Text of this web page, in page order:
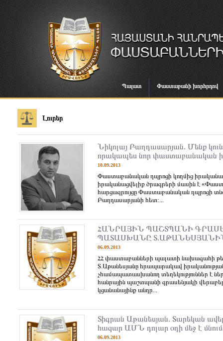
Պալատ Փաստաբանի խորհրդով
Լուրեր
Նիկոլայ Բաղդասարյան. Մենք
որակապես նոր փաստաբանական
10.09.2013
Փաստաբանական դպրոցի կողմից
իրականացվելիք ծրագրերի մասին է
հարցազրույցը Փաստաբանական դպրոցի
Բաղդասարյանի հետ:...
ՀԱՆՐԱՅԻՆ ՊԱՇՏՊԱՆԻ
ՊԱՏԱՍԽԱՆԸ
06.09.2013
ՀՀ փաստաբանների պալատի նախագահի
Տ.Աթանեսյանը հրապարակավ
չհամապատասխանող տեղեկություններ է
հանրային պաշտպանի գրասենյակի
կցանանայինք անդր...
Տիգրան Աթանեսյան. Տարեկան
հազար ԱՄՆ դոլար օդի մեջ է մնում
06.09.2013